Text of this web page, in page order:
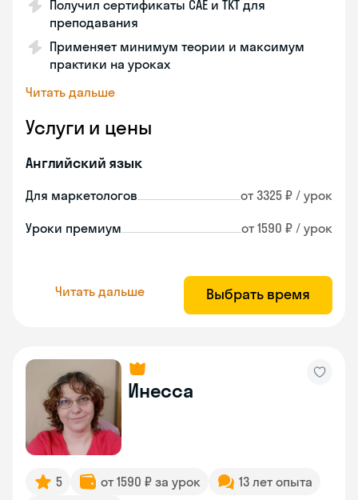
Получил сертификаты CAE и TKT для
преподавания
Применяет минимум теории и максимум
практики на уроках
Читать дальше
Услуги и цены
Английский язык
Для маркетологов от 3325 ₽ / урок
Уроки премиум от 1590 ₽ / урок
Читать дальше Выбрать время
Инесса
5 от 1590 ₽ за урок
13 лет опыта